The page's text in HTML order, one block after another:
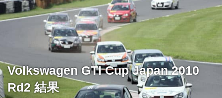
Volkswagen GTI Cup Japan 2010
Rd2 結果